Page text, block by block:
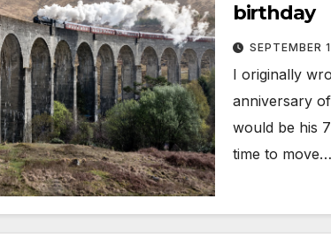
birthday
SEPTEMBER
I originally
anniversary
would be his
time to move…